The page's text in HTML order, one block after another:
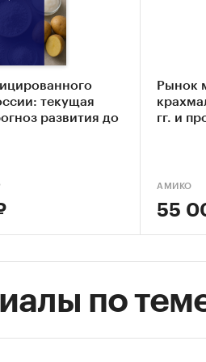
ООО
текущая
развития до
Рынок
гг. и
АМИКО
55
по